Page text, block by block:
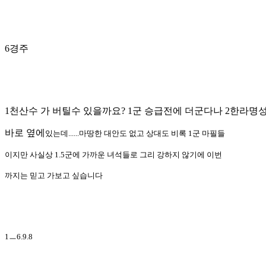
6경주
1천산수 가 버틸수 있을까요? 1군 승급전에 더군다나 2한라명
바로 옆에 있는데......마땅한 대안도 없고 상대도 비록 1군 마필들
이지만 사실상 1.5군에 가까운 녀석들로 그리 강하지 않기에 이번
까지는 믿고 가보고 싶습니다
1ㅡ6.9.8